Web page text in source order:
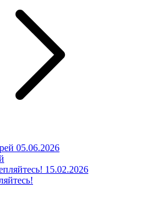
05.06.2026
15.02.2026